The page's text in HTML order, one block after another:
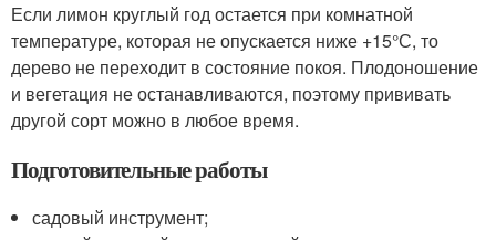
Если лимон круглый год остается при комнатной
температуре, которая не опускается ниже +15°С, то
дерево не переходит в состояние покоя. Плодоношение
и вегетация не останавливаются, поэтому прививать
другой сорт можно в любое время.
Подготовительные работы
садовый инструмент;